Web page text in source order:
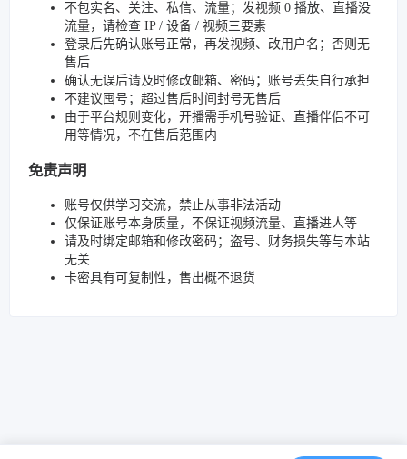
不包实名、关注、私信、流量；发视频 0 播放、直播没
流量，请检查 IP / 设备 / 视频三要素
登录后先确认账号正常，再发视频、改用户名；否则无
售后
确认无误后请及时修改邮箱、密码；账号丢失自行承担
不建议囤号；超过售后时间封号无售后
由于平台规则变化，开播需手机号验证、直播伴侣不可
用等情况，不在售后范围内
免责声明
账号仅供学习交流，禁止从事非法活动
仅保证账号本身质量，不保证视频流量、直播进人等
请及时绑定邮箱和修改密码；盗号、财务损失等与本站
无关
卡密具有可复制性，售出概不退货